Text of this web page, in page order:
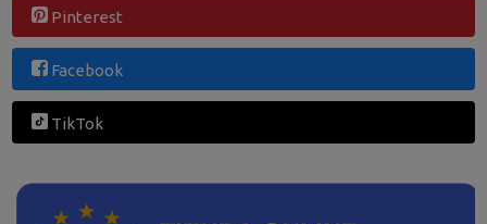
Pinterest
Facebook
TikTok